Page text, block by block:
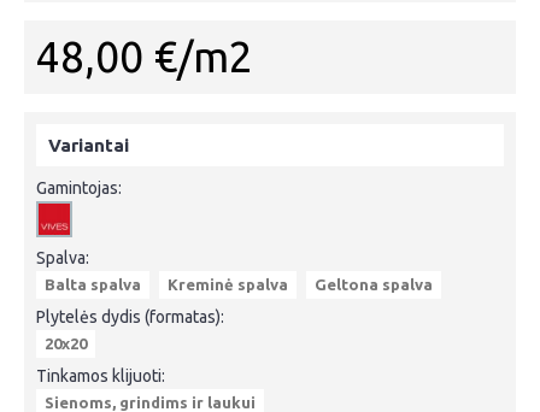
48,00 €/m2
Variantai
Gamintojas:
Spalva:
Balta spalva Kreminė spalva Geltona spalva
Plytelės dydis (formatas):
20x20
Tinkamos klijuoti:
Sienoms, grindims ir laukui